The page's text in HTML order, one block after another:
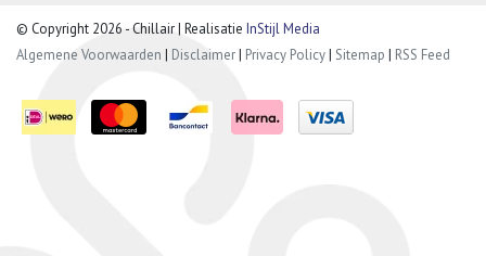
© Copyright 2026 - Chillair | Realisatie InStijl Media
Algemene Voorwaarden | Disclaimer| Privacy Policy| Sitemap | RSS Feed